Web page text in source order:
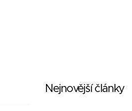
Nejnovější články